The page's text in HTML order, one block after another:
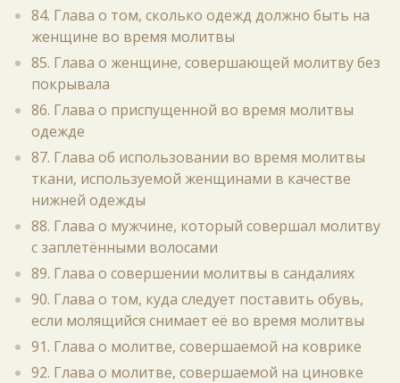
84. Глава о том, сколько одежд должно быть на
женщине во время молитвы
85. Глава о женщине, совершающей молитву без
покрывала
86. Глава о приспущенной во время молитвы
одежде
87. Глава об использовании во время молитвы
ткани, используемой женщинами в качестве
нижней одежды
88. Глава о мужчине, который совершал молитву
с заплетёнными волосами
89. Глава о совершении молитвы в сандалиях
90. Глава о том, куда следует поставить обувь,
если молящийся снимает её во время молитвы
91. Глава о молитве, совершаемой на коврике
92. Глава о молитве, совершаемой на циновке